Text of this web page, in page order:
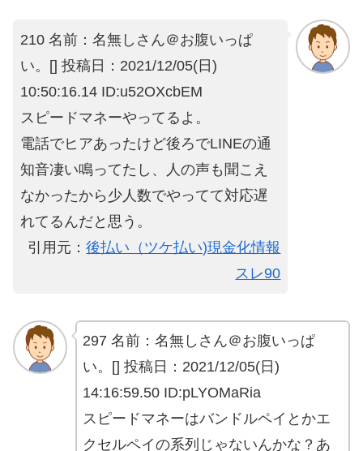
210 名前：名無しさん＠お腹いっぱ
い。[] 投稿日：2021/12/05(日)
10:50:16.14 ID:u52OXcbEM
スピードマネーやってるよ。
電話でヒアあったけど後ろでLINEの通
知音凄い鳴ってたし、人の声も聞こえ
なかったから少人数でやってて対応遅
れてるんだと思う。
引用元：後払い（ツケ払い)現金化情報
スレ90
297 名前：名無しさん＠お腹いっぱ
い。[] 投稿日：2021/12/05(日)
14:16:59.50 ID:pLYOMaRia
スピードマネーはバンドルペイとかエ
クセルペイの系列じゃないんかな？あ